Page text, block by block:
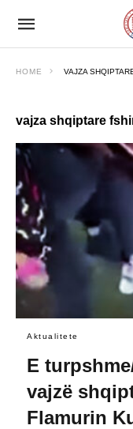
HOME VAJZA
vajza shqiptare
Aktualitete
E
vajzë
Flamurin